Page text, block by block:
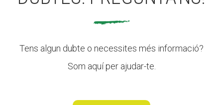
Tens algun dubte o necessites més informació?
Som aquí per ajudar-te.